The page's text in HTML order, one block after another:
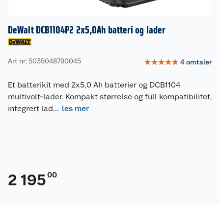
DeWalt DCB1104P2 2x5,0Ah batteri og lader
Art nr: 5035048790045 ☆☆☆☆☆ 4omtaler
Et batterikit med 2x5,0 Ah batterier og DCB1104
multivolt-lader. Kompakt størrelse og full kompatibilitet,
integrert lad... les mer
2 19500